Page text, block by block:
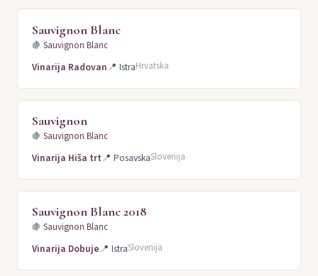
Sauvignon Blanc
🍇 Sauvignon Blanc
Vinarija Radovan📍 IstraHrvatska
Sauvignon
🍇 Sauvignon Blanc
Vinarija Hiša trt📍 PosavskaSlovenija
Sauvignon Blanc 2018
🍇 Sauvignon Blanc
Vinarija Dobuje📍 IstraSlovenija